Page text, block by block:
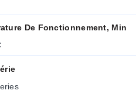
De Fonctionnement, Min